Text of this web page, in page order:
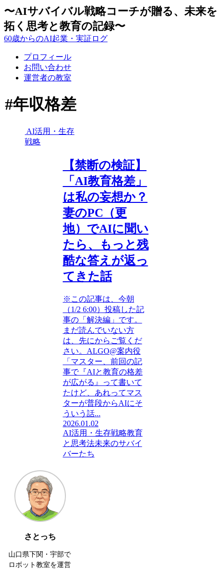
〜AIサバイバル戦略コーチが贈る、未来を
拓く思考と教育の記録〜
60歳からのAI起業・実証ログ
プロフィール
お問い合わせ
運営者の教室
#年収格差
AI活用・生存
戦略
【禁断の検証】
「AI教育格差」
は私の妄想か？
妻のPC（更
地）でAIに聞い
たら、もっと残
酷な答えが返っ
てきた話
※この記事は、今朝
（1/2 6:00）投稿した記
事の「解決編」です。
まだ読んでいない方
は、先にからご覧くだ
さい。ALGO@案内役
「マスター、前回の記
事で『AIと教育の格差
が広がる』って書いて
たけど、あれってマス
ターが普段からAIにそ
ういう話...
2026.01.02
AI活用・生存戦略教育
と思考法未来のサバイ
バーたち
さとっち
山口県下関・宇部で
ロボット教室を運営